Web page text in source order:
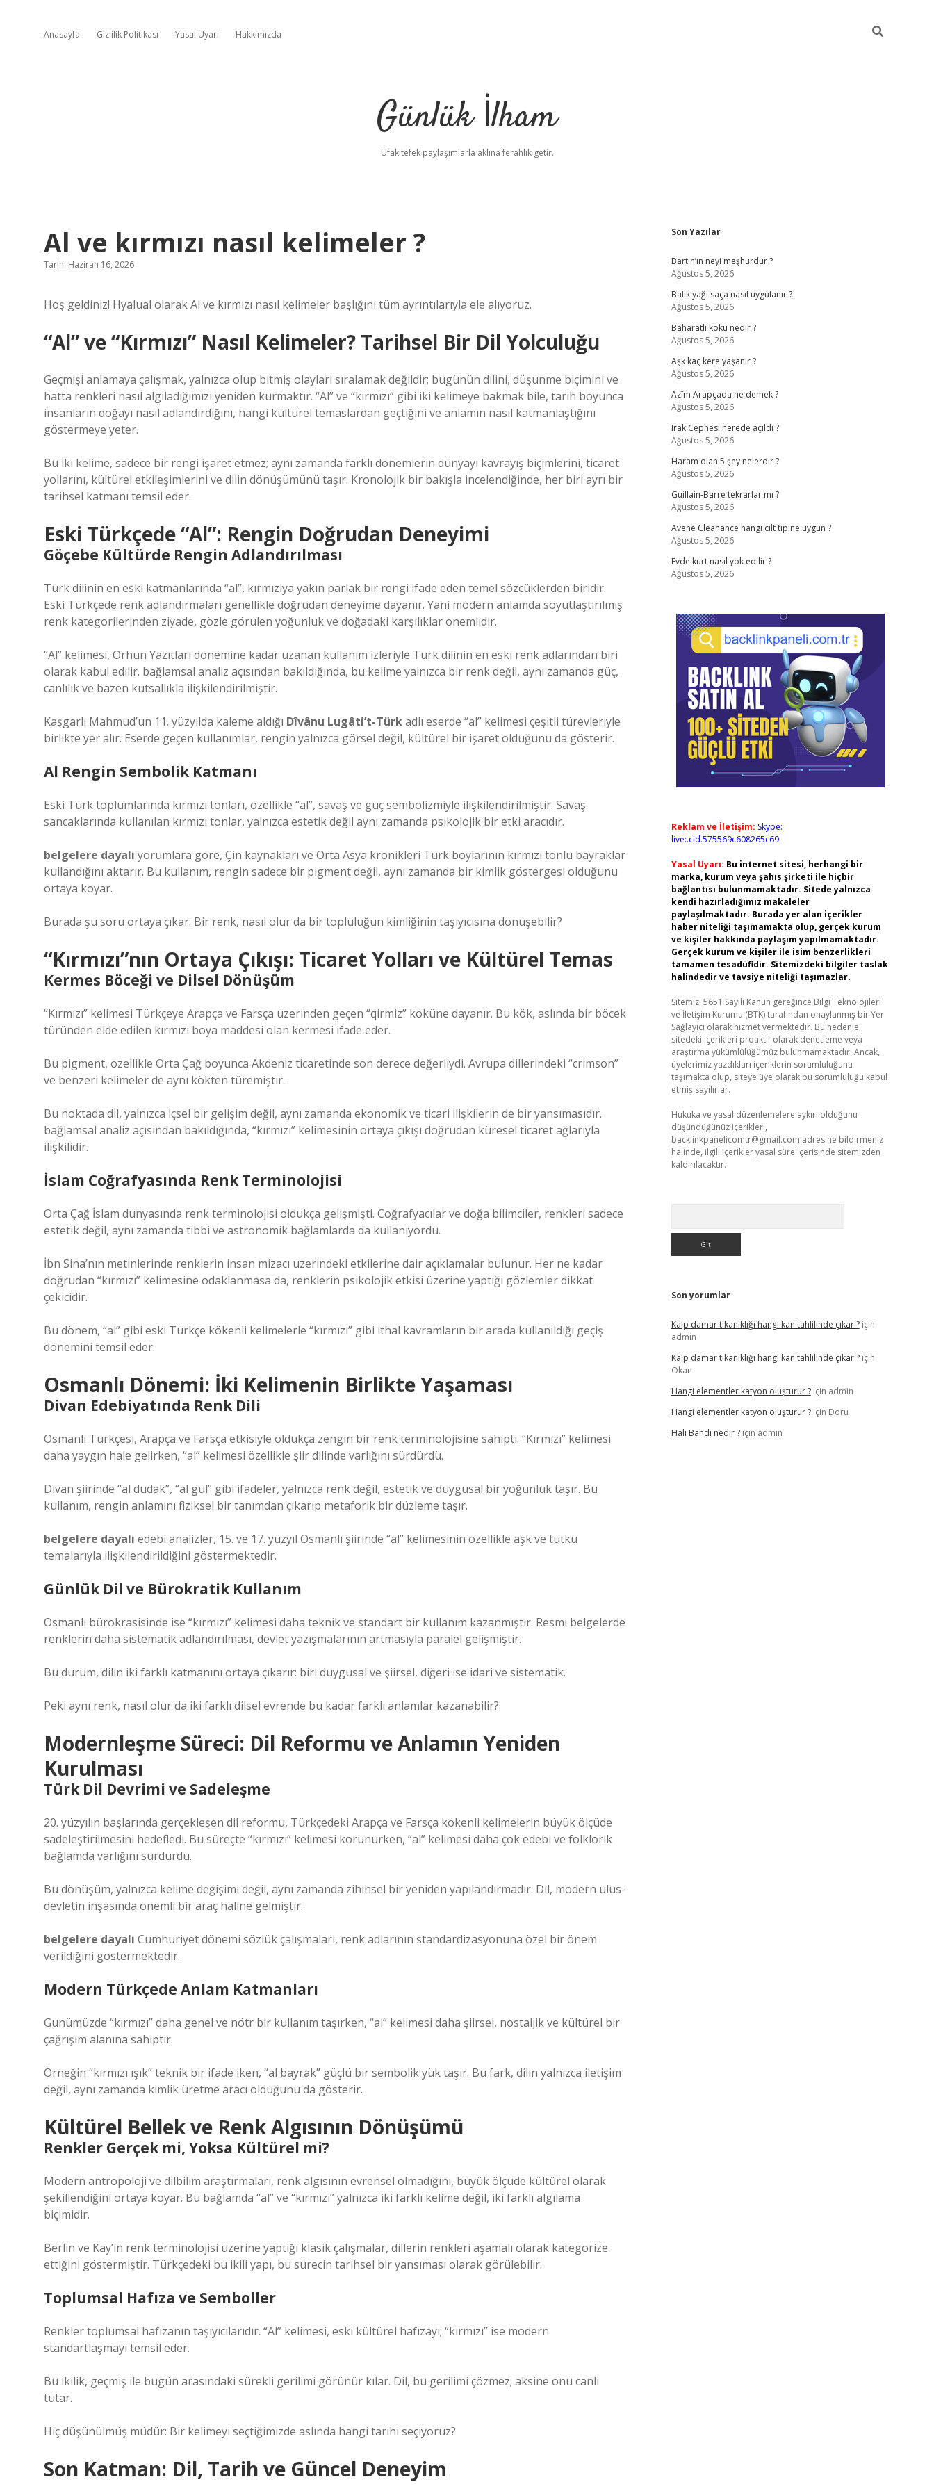
Anasayfa Gizlilik Politikası Yasal Uyarı Hakkımızda
Günlük İlham
Ufak tefek paylaşımlarla aklına ferahlık getir.
Al ve kırmızı nasıl kelimeler ?
Tarih: Haziran 16, 2026
Hoş geldiniz! Hyalual olarak Al ve kırmızı nasıl kelimeler başlığını tüm ayrıntılarıyla ele alıyoruz.
“Al” ve “Kırmızı” Nasıl Kelimeler? Tarihsel Bir Dil Yolculuğu
Geçmişi anlamaya çalışmak, yalnızca olup bitmiş olayları sıralamak değildir; bugünün dilini, düşünme biçimini ve
hatta renkleri nasıl algıladığımızı yeniden kurmaktır. “Al” ve “kırmızı” gibi iki kelimeye bakmak bile, tarih boyunca
insanların doğayı nasıl adlandırdığını, hangi kültürel temaslardan geçtiğini ve anlamın nasıl katmanlaştığını
göstermeye yeter.
Bu iki kelime, sadece bir rengi işaret etmez; aynı zamanda farklı dönemlerin dünyayı kavrayış biçimlerini, ticaret
yollarını, kültürel etkileşimlerini ve dilin dönüşümünü taşır. Kronolojik bir bakışla incelendiğinde, her biri ayrı bir
tarihsel katmanı temsil eder.
Eski Türkçede “Al”: Rengin Doğrudan Deneyimi
Göçebe Kültürde Rengin Adlandırılması
Türk dilinin en eski katmanlarında “al”, kırmızıya yakın parlak bir rengi ifade eden temel sözcüklerden biridir.
Eski Türkçede renk adlandırmaları genellikle doğrudan deneyime dayanır. Yani modern anlamda soyutlaştırılmış
renk kategorilerinden ziyade, gözle görülen yoğunluk ve doğadaki karşılıklar önemlidir.
“Al” kelimesi, Orhun Yazıtları dönemine kadar uzanan kullanım izleriyle Türk dilinin en eski renk adlarından biri
olarak kabul edilir. bağlamsal analiz açısından bakıldığında, bu kelime yalnızca bir renk değil, aynı zamanda güç,
canlılık ve bazen kutsallıkla ilişkilendirilmiştir.
Kaşgarlı Mahmud’un 11. yüzyılda kaleme aldığı Dîvânu Lugâti’t-Türkadlı eserde “al” kelimesi çeşitli türevleriyle
birlikte yer alır. Eserde geçen kullanımlar, rengin yalnızca görsel değil, kültürel bir işaret olduğunu da gösterir.
Al Rengin Sembolik Katmanı
Eski Türk toplumlarında kırmızı tonları, özellikle “al”, savaş ve güç sembolizmiyle ilişkilendirilmiştir. Savaş
sancaklarında kullanılan kırmızı tonlar, yalnızca estetik değil aynı zamanda psikolojik bir etki aracıdır.
belgelere dayalı yorumlara göre, Çin kaynakları ve Orta Asya kronikleri Türk boylarının kırmızı tonlu bayraklar
kullandığını aktarır. Bu kullanım, rengin sadece bir pigment değil, aynı zamanda bir kimlik göstergesi olduğunu
ortaya koyar.
Burada şu soru ortaya çıkar: Bir renk, nasıl olur da bir topluluğun kimliğinin taşıyıcısına dönüşebilir?
“Kırmızı”nın Ortaya Çıkışı: Ticaret Yolları ve Kültürel Temas
Kermes Böceği ve Dilsel Dönüşüm
“Kırmızı” kelimesi Türkçeye Arapça ve Farsça üzerinden geçen “qirmiz” köküne dayanır. Bu kök, aslında bir böcek
türünden elde edilen kırmızı boya maddesi olan kermesi ifade eder.
Bu pigment, özellikle Orta Çağ boyunca Akdeniz ticaretinde son derece değerliydi. Avrupa dillerindeki “crimson”
ve benzeri kelimeler de aynı kökten türemiştir.
Bu noktada dil, yalnızca içsel bir gelişim değil, aynı zamanda ekonomik ve ticari ilişkilerin de bir yansımasıdır.
bağlamsal analiz açısından bakıldığında, “kırmızı” kelimesinin ortaya çıkışı doğrudan küresel ticaret ağlarıyla
ilişkilidir.
İslam Coğrafyasında Renk Terminolojisi
Orta Çağ İslam dünyasında renk terminolojisi oldukça gelişmişti. Coğrafyacılar ve doğa bilimciler, renkleri sadece
estetik değil, aynı zamanda tıbbi ve astronomik bağlamlarda da kullanıyordu.
İbn Sina’nın metinlerinde renklerin insan mizacı üzerindeki etkilerine dair açıklamalar bulunur. Her ne kadar
doğrudan “kırmızı” kelimesine odaklanmasa da, renklerin psikolojik etkisi üzerine yaptığı gözlemler dikkat
çekicidir.
Bu dönem, “al” gibi eski Türkçe kökenli kelimelerle “kırmızı” gibi ithal kavramların bir arada kullanıldığı geçiş
dönemini temsil eder.
Osmanlı Dönemi: İki Kelimenin Birlikte Yaşaması
Divan Edebiyatında Renk Dili
Osmanlı Türkçesi, Arapça ve Farsça etkisiyle oldukça zengin bir renk terminolojisine sahipti. “Kırmızı” kelimesi
daha yaygın hale gelirken, “al” kelimesi özellikle şiir dilinde varlığını sürdürdü.
Divan şiirinde “al dudak”, “al gül” gibi ifadeler, yalnızca renk değil, estetik ve duygusal bir yoğunluk taşır. Bu
kullanım, rengin anlamını fiziksel bir tanımdan çıkarıp metaforik bir düzleme taşır.
belgelere dayalı edebi analizler, 15. ve 17. yüzyıl Osmanlı şiirinde “al” kelimesinin özellikle aşk ve tutku
temalarıyla ilişkilendirildiğini göstermektedir.
Günlük Dil ve Bürokratik Kullanım
Osmanlı bürokrasisinde ise “kırmızı” kelimesi daha teknik ve standart bir kullanım kazanmıştır. Resmi belgelerde
renklerin daha sistematik adlandırılması, devlet yazışmalarının artmasıyla paralel gelişmiştir.
Bu durum, dilin iki farklı katmanını ortaya çıkarır: biri duygusal ve şiirsel, diğeri ise idari ve sistematik.
Peki aynı renk, nasıl olur da iki farklı dilsel evrende bu kadar farklı anlamlar kazanabilir?
Modernleşme Süreci: Dil Reformu ve Anlamın Yeniden
Kurulması
Türk Dil Devrimi ve Sadeleşme
20. yüzyılın başlarında gerçekleşen dil reformu, Türkçedeki Arapça ve Farsça kökenli kelimelerin büyük ölçüde
sadeleştirilmesini hedefledi. Bu süreçte “kırmızı” kelimesi korunurken, “al” kelimesi daha çok edebi ve folklorik
bağlamda varlığını sürdürdü.
Bu dönüşüm, yalnızca kelime değişimi değil, aynı zamanda zihinsel bir yeniden yapılandırmadır. Dil, modern ulus-
devletin inşasında önemli bir araç haline gelmiştir.
belgelere dayalı Cumhuriyet dönemi sözlük çalışmaları, renk adlarının standardizasyonuna özel bir önem
verildiğini göstermektedir.
Modern Türkçede Anlam Katmanları
Günümüzde “kırmızı” daha genel ve nötr bir kullanım taşırken, “al” kelimesi daha şiirsel, nostaljik ve kültürel bir
çağrışım alanına sahiptir.
Örneğin “kırmızı ışık” teknik bir ifade iken, “al bayrak” güçlü bir sembolik yük taşır. Bu fark, dilin yalnızca iletişim
değil, aynı zamanda kimlik üretme aracı olduğunu da gösterir.
Kültürel Bellek ve Renk Algısının Dönüşümü
Renkler Gerçek mi, Yoksa Kültürel mi?
Modern antropoloji ve dilbilim araştırmaları, renk algısının evrensel olmadığını, büyük ölçüde kültürel olarak
şekillendiğini ortaya koyar. Bu bağlamda “al” ve “kırmızı” yalnızca iki farklı kelime değil, iki farklı algılama
biçimidir.
Berlin ve Kay’ın renk terminolojisi üzerine yaptığı klasik çalışmalar, dillerin renkleri aşamalı olarak kategorize
ettiğini göstermiştir. Türkçedeki bu ikili yapı, bu sürecin tarihsel bir yansıması olarak görülebilir.
Toplumsal Hafıza ve Semboller
Renkler toplumsal hafızanın taşıyıcılarıdır. “Al” kelimesi, eski kültürel hafızayı; “kırmızı” ise modern
standartlaşmayı temsil eder.
Bu ikilik, geçmiş ile bugün arasındaki sürekli gerilimi görünür kılar. Dil, bu gerilimi çözmez; aksine onu canlı
tutar.
Hiç düşünülmüş müdür: Bir kelimeyi seçtiğimizde aslında hangi tarihi seçiyoruz?
Son Katman: Dil, Tarih ve Güncel Deneyim
Sidebar
Son Yazılar
Bartın’ın neyi meşhurdur ?
Ağustos 5, 2026
Balık yağı saça nasıl uygulanır ?
Ağustos 5, 2026
Baharatlı koku nedir ?
Ağustos 5, 2026
Aşk kaç kere yaşanır ?
Ağustos 5, 2026
Azîm Arapçada ne demek ?
Ağustos 5, 2026
Irak Cephesi nerede açıldı ?
Ağustos 5, 2026
Haram olan 5 şey nelerdir ?
Ağustos 5, 2026
Guillain-Barre tekrarlar mı ?
Ağustos 5, 2026
Avene Cleanance hangi cilt tipine uygun ?
Ağustos 5, 2026
Evde kurt nasıl yok edilir ?
Ağustos 5, 2026
Reklam ve İletişim: Skype:
live:.cid.575569c608265c69
Yasal Uyarı: Bu internet sitesi, herhangi bir
marka, kurum veya şahıs şirketi ile hiçbir
bağlantısı bulunmamaktadır. Sitede yalnızca
kendi hazırladığımız makaleler
paylaşılmaktadır. Burada yer alan içerikler
haber niteliği taşımamakta olup, gerçek kurum
ve kişiler hakkında paylaşım yapılmamaktadır.
Gerçek kurum ve kişiler ile isim benzerlikleri
tamamen tesadüfidir. Sitemizdeki bilgiler taslak
halindedir ve tavsiye niteliği taşımazlar.
Sitemiz, 5651 Sayılı Kanun gereğince Bilgi Teknolojileri
ve İletişim Kurumu (BTK) tarafından onaylanmış bir Yer
Sağlayıcı olarak hizmet vermektedir. Bu nedenle,
sitedeki içerikleri proaktif olarak denetleme veya
araştırma yükümlülüğümüz bulunmamaktadır. Ancak,
üyelerimiz yazdıkları içeriklerin sorumluluğunu
taşımakta olup, siteye üye olarak bu sorumluluğu kabul
etmiş sayılırlar.
Hukuka ve yasal düzenlemelere aykırı olduğunu
düşündüğünüz içerikleri,
backlinkpanelicomtr@gmail.com adresine bildirmeniz
halinde, ilgili içerikler yasal süre içerisinde sitemizden
kaldırılacaktır.
Son yorumlar
Kalp damar tıkanıklığı hangi kan tahlilinde çıkar ?için
admin
Kalp damar tıkanıklığı hangi kan tahlilinde çıkar ?için
Okan
Hangi elementler katyon oluşturur ?için admin
Hangi elementler katyon oluşturur ?için Doru
Halı Bandı nedir ?için admin